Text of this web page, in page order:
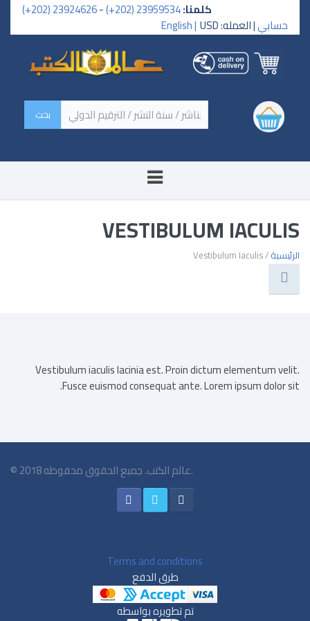
كلمنا:23959534 (202+)
-
23924626 (202+)
حسابي| العمله: USD English |
‏اسم الكتاب / اسم الناشر /
سنة النشر / الترقيم الدولي ‏
VESTIBULUM IACULIS
الرئيسية/ Vestibulum Iaculis
Vestibulum iaculis lacinia est. Proin dictum elementum velit.
Fusce euismod consequat ante. Lorem ipsum dolor sit.
© 2018 عالم الكتب. جميع الحقوق محفوظه.
Terms and conditions
طرق الدفع
تم تطويره بواسطه